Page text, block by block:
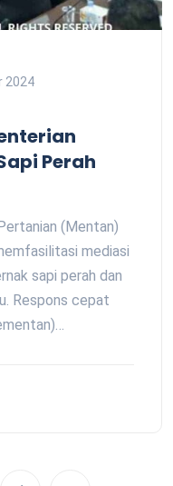
2024
Perah
(Mentan)
mediasi
sapi perah dan
Respons cepat